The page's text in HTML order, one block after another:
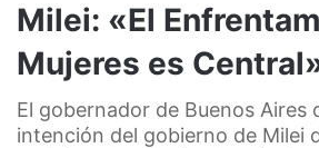
Milei: «El
Mujeres es
El gobernador de Buenos Aires
intención del gobierno de Milei